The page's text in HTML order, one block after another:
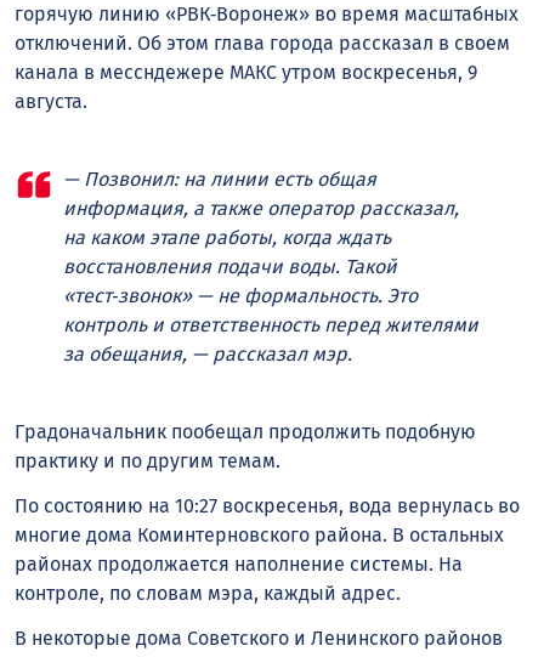
горячую линию «РВК‑Воронеж» во время масштабных
отключений. Об этом глава города рассказал в своем
канала в мессндежере МАКС утром воскресенья, 9
августа.
— Позвонил: на линии есть общая
информация, а также оператор рассказал,
на каком этапе работы, когда ждать
восстановления подачи воды. Такой
«тест‑звонок» — не формальность. Это
контроль и ответственность перед жителями
за обещания, — рассказал мэр.
Градоначальник пообещал продолжить подобную
практику и по другим темам.
По состоянию на 10:27 воскресенья, вода вернулась во
многие дома Коминтерновского района. В остальных
районах продолжается наполнение системы. На
контроле, по словам мэра, каждый адрес.
В некоторые дома Советского и Ленинского районов